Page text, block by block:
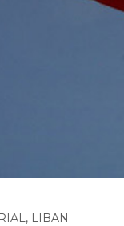
, LIBAN